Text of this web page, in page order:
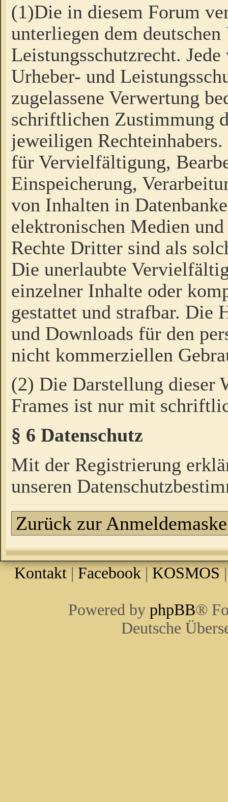
(1)Die in diesem Forum
unterliegen dem
Leistungsschutzrecht.
Urheber- und
zugelassene Verwertung
schriftlichen Zustimmung
jeweiligen
für Vervielfältigung,
Einspeicherung,
von Inhalten in
elektronischen Medien
Rechte Dritter sind als
Die unerlaubte
einzelner Inhalte oder
gestattet und strafbar. Die
und Downloads für den
nicht kommerziellen
(2) Die Darstellung dieser
Frames ist nur mit
§ 6 Datenschutz
Mit der Registrierung
unseren
Zurück zur Anmeldemaske
Kontakt | Facebook | KOSMOS
Powered by phpBB®
Deutsche